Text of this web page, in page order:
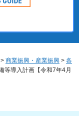
> 商業振興・産業振興 > 各
等導入計画【令和7年4月